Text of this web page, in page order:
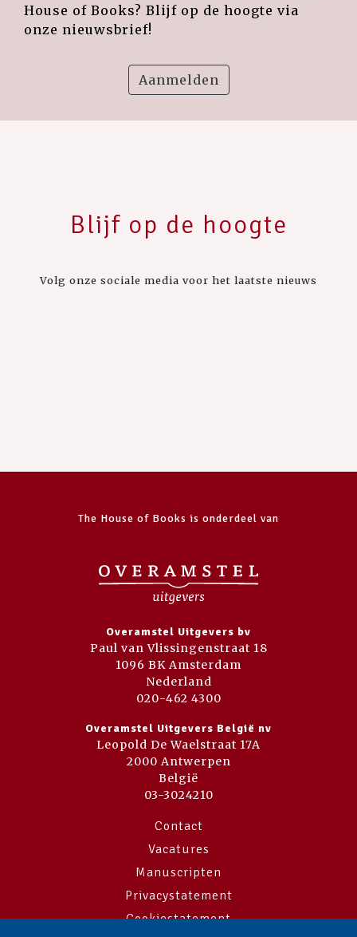
House of Books? Blijf op de hoogte via
onze nieuwsbrief!
Aanmelden
Blijf op de hoogte
Volg onze sociale media voor het laatste nieuws
The House of Books is onderdeel van
Overamstel Uitgevers bv
Paul van Vlissingenstraat 18
1096 BK Amsterdam
Nederland
020-462 4300
Overamstel Uitgevers België nv
Leopold De Waelstraat 17A
2000 Antwerpen
België
03-3024210
Contact
Vacatures
Manuscripten
Privacystatement
Cookiestatement